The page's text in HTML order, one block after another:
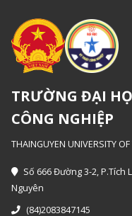
TRƯỜNG ĐẠI
CÔNG NGHIỆP
THAINGUYEN UNIVERSITY
Số 666 Đường 3-2, P.Tích
Nguyên
(84)2083847145